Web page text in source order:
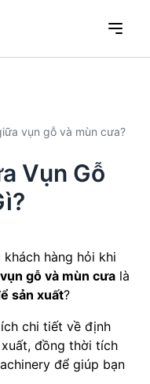
vụn gỗ và mùn cưa?
Vụn Gỗ
hàng hỏi khi
gỗ và mùn cưa là
sản xuất?
chi tiết về định
đồng thời tích
để giúp bạn